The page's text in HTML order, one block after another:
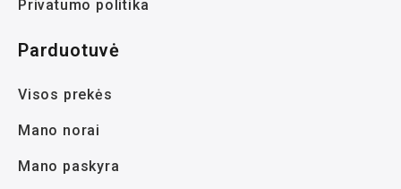
Privatumo politika
Parduotuvė
Visos prekės
Mano norai
Mano paskyra